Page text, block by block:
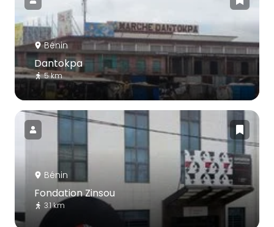
Bénin
Dantokpa
5 km
Bénin
Fondation Zinsou
3.1 km